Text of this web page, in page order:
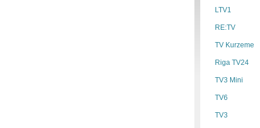
LTV1
RE:TV
TV Kurzeme
Riga TV24
TV3 Mini
TV6
TV3